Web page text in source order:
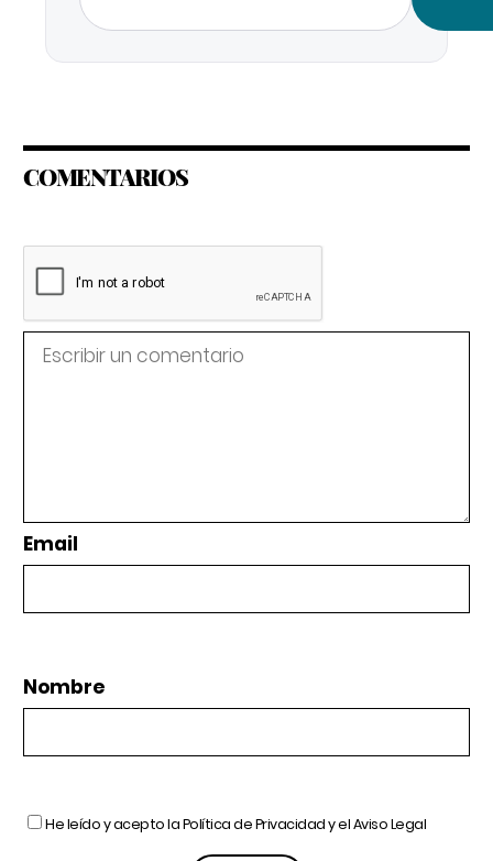
COMENTARIOS
Email
Nombre
He leído y acepto laPolítica de Privacidady elAviso Legal